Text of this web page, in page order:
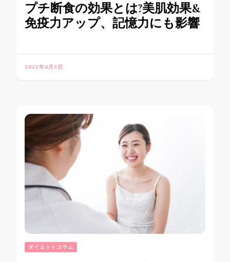
プチ断食の効果とは?美肌効果&
免疫力アップ、記憶力にも影響
2022年4月3日
ダイエットコラム